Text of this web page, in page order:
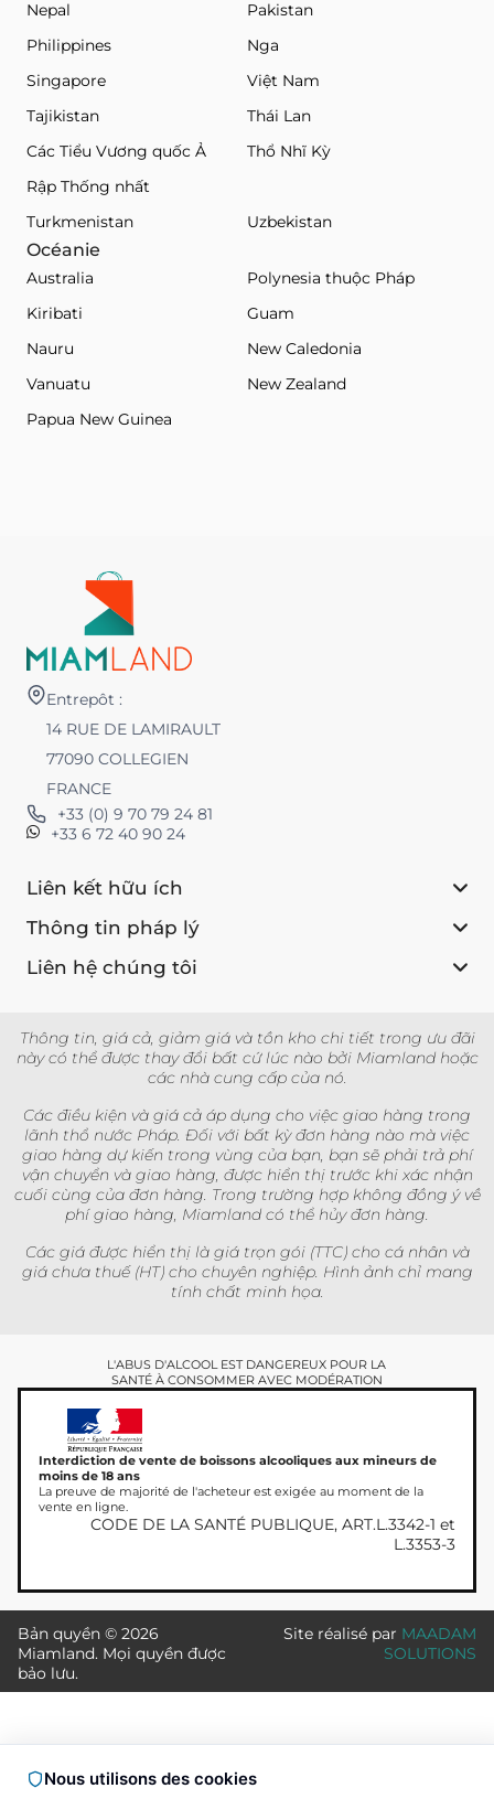
Nepal
Pakistan
Philippines
Nga
Singapore
Việt Nam
Tajikistan
Thái Lan
Các Tiểu Vương quốc Ả
Rập Thống nhất
Thổ Nhĩ Kỳ
Turkmenistan Uzbekistan
Océanie
Australia
Polynesia thuộc Pháp
Kiribati
Guam
Nauru
New Caledonia
Vanuatu
New Zealand
Papua New Guinea
Entrepôt :
14 RUE DE LAMIRAULT
77090 COLLEGIEN
FRANCE
+33 (0) 9 70 79 24 81
+33 6 72 40 90 24
Liên kết hữu ích
Thông tin pháp lý
Liên hệ chúng tôi
Thông tin, giá cả, giảm giá và tồn kho chi tiết trong ưu đãi
này có thể được thay đổi bất cứ lúc nào bởi Miamland hoặc
các nhà cung cấp của nó.
Các điều kiện và giá cả áp dụng cho việc giao hàng trong
lãnh thổ nước Pháp. Đối với bất kỳ đơn hàng nào mà việc
giao hàng dự kiến trong vùng của bạn, bạn sẽ phải trả phí
vận chuyển và giao hàng, được hiển thị trước khi xác nhận
cuối cùng của đơn hàng. Trong trường hợp không đồng ý về
phí giao hàng, Miamland có thể hủy đơn hàng.
Các giá được hiển thị là giá trọn gói (TTC) cho cá nhân và
giá chưa thuế (HT) cho chuyên nghiệp. Hình ảnh chỉ mang
tính chất minh họa.
L'ABUS D'ALCOOL EST DANGEREUX POUR LA
SANTÉ À CONSOMMER AVEC MODÉRATION
Interdiction de vente de boissons alcooliques aux mineurs de
moins de 18 ans
La preuve de majorité de l'acheteur est exigée au moment de la
vente en ligne.
CODE DE LA SANTÉ PUBLIQUE, ART.L.3342-1 et
L.3353-3
Bản quyền © 2026
Miamland. Mọi quyền được
bảo lưu.
Site réalisé par MAADAM
SOLUTIONS
Nous utilisons des cookies